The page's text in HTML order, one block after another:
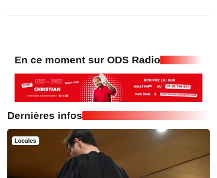
En ce moment sur ODS Radio
Dernières infos
Locales